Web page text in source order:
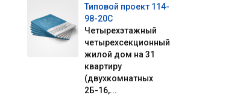
Типовой проект 114-
98-20С
Четырехэтажный
четырехсекционный
жилой дом на 31
квартиру
(двухкомнатных
2Б-16,...